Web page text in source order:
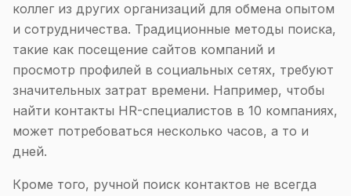
коллег из других организаций для обмена опытом
и сотрудничества. Традиционные методы поиска,
такие как посещение сайтов компаний и
просмотр профилей в социальных сетях, требуют
значительных затрат времени. Например, чтобы
найти контакты HR-специалистов в 10 компаниях,
может потребоваться несколько часов, а то и
дней.
Кроме того, ручной поиск контактов не всегда